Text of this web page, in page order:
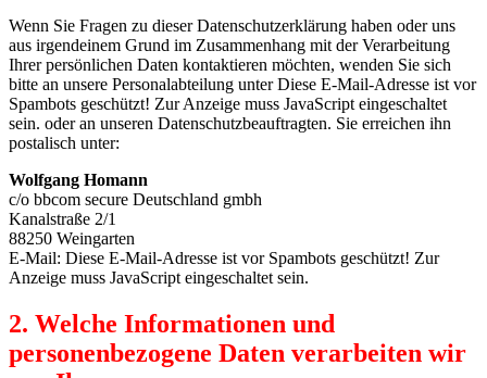
Wenn Sie Fragen zu dieser Datenschutzerklärung haben oder uns
aus irgendeinem Grund im Zusammenhang mit der Verarbeitung
Ihrer persönlichen Daten kontaktieren möchten, wenden Sie sich
bitte an unsere Personalabteilung unterDiese E-Mail-Adresse ist vor
Spambots geschützt! Zur Anzeige muss JavaScript eingeschaltet
sein. oder an unseren Datenschutzbeauftragten. Sie erreichen ihn
postalisch unter:
Wolfgang Homann
c/o bbcom secure Deutschland gmbh
Kanalstraße 2/1
88250 Weingarten
E-Mail: Diese E-Mail-Adresse ist vor Spambots geschützt! Zur
Anzeige muss JavaScript eingeschaltet sein.
2. Welche Informationen und
personenbezogene Daten verarbeiten wir